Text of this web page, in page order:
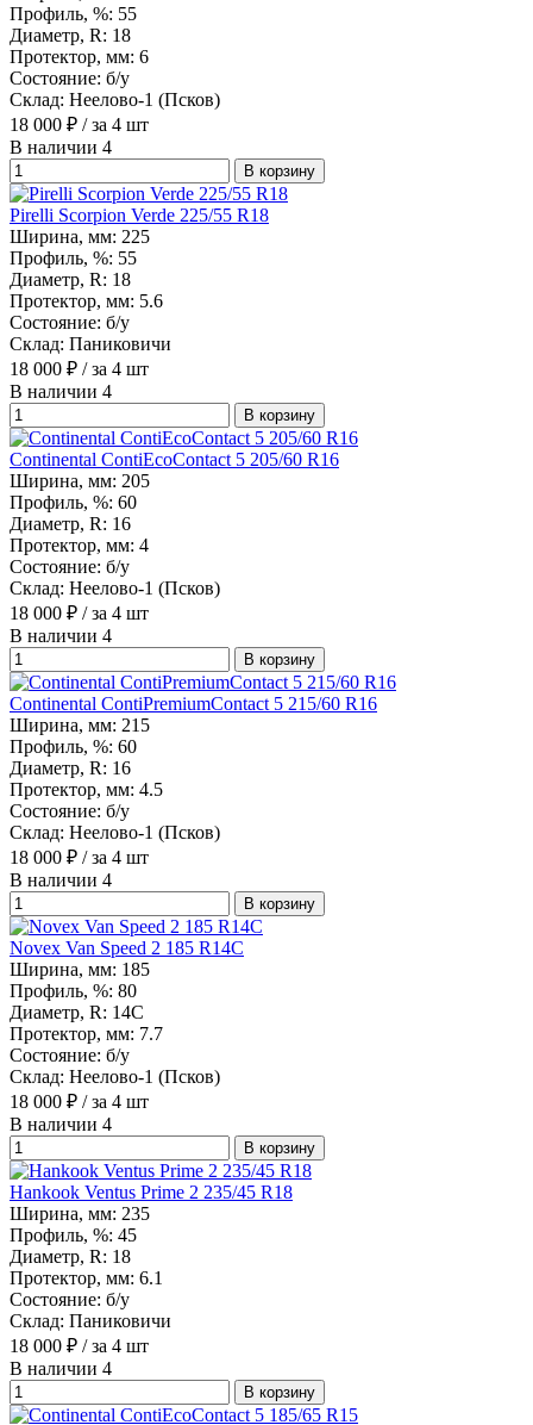
Профиль, %: 55
Диаметр, R: 18
Протектор, мм: 6
Состояние: б/у
Склад: Неелово-1 (Псков)
18 000 ₽ / за 4 шт
В наличии 4
В корзину
Pirelli Scorpion Verde 225/55 R18
Ширина, мм: 225
Профиль, %: 55
Диаметр, R: 18
Протектор, мм: 5.6
Состояние: б/у
Склад: Паниковичи
18 000 ₽ / за 4 шт
В наличии 4
В корзину
Continental ContiEcoContact 5 205/60 R16
Ширина, мм: 205
Профиль, %: 60
Диаметр, R: 16
Протектор, мм: 4
Состояние: б/у
Склад: Неелово-1 (Псков)
18 000 ₽ / за 4 шт
В наличии 4
В корзину
Continental ContiPremiumContact 5 215/60 R16
Ширина, мм: 215
Профиль, %: 60
Диаметр, R: 16
Протектор, мм: 4.5
Состояние: б/у
Склад: Неелово-1 (Псков)
18 000 ₽ / за 4 шт
В наличии 4
В корзину
Novex Van Speed 2 185 R14C
Ширина, мм: 185
Профиль, %: 80
Диаметр, R: 14С
Протектор, мм: 7.7
Состояние: б/у
Склад: Неелово-1 (Псков)
18 000 ₽ / за 4 шт
В наличии 4
В корзину
Hankook Ventus Prime 2 235/45 R18
Ширина, мм: 235
Профиль, %: 45
Диаметр, R: 18
Протектор, мм: 6.1
Состояние: б/у
Склад: Паниковичи
18 000 ₽ / за 4 шт
В наличии 4
В корзину